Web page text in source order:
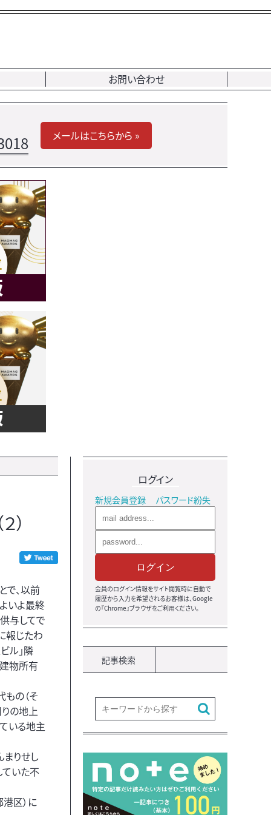
お問い合わせ
メールはこちらから »
）
で、以前
いよ最終
与してで
報じたわ
ル」隣
物所有
の（そ
の地上
いる地主
りせし
ていた不
区）に
ログイン
新規会員登録 パスワード紛失
ログイン
会員のログイン情報をサイト閲覧時に自動で
履歴から入力を希望されるお客様は、Google
の『Chrome』ブラウザをご利用ください。
記事検索